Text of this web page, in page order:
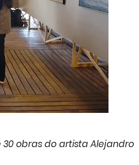
obras do artista Alejandro